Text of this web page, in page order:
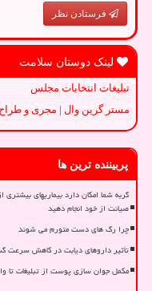
فرستادن نظر
لینک دوستان سلامت
تبلیغات انتخابات مجلس
مستر گرین وال | مجری و طراح
پربیننده ترین ها
گربه شما امکان دارد بیماریهای بیشتری
صیانت از خود انجام دهید
چرا رگ های دست متورم می شوند
تأثیر داروهای دیابت در کاهش
مکمل جوان سازی پوست از تبلیغات تا